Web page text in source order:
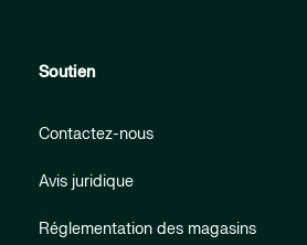
Soutien
Contactez-nous
Avis juridique
Réglementation des magasins